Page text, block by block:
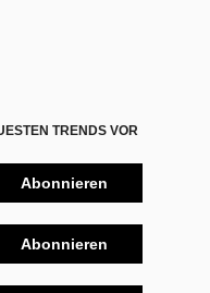
TRENDS VOR
Abonnieren
Abonnieren